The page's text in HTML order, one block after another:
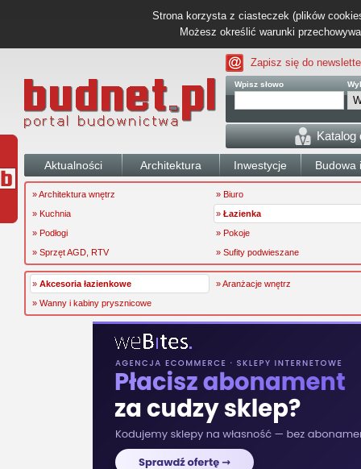
Strona korzysta z ciasteczek (plików
Możesz określić warunki
Zapisz się do
Wpisz słowo
Katalog
Aktualności Architektura Inwestycje Budowa
» Architektura wnętrz
» Biuro
» Kuchnia
» Łazienka
» Podłogi
» Pokoje
» Sprzęt AGD, RTV
» Sufity podwieszane
» Akcesoria łazienkowe
» Aranżacje wnętrz
» Wanny i kabiny prysznicowe